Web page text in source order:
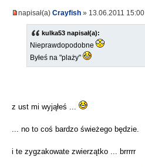
napisał(a) Crayfish » 13.06.2011 15:00
kulka53 napisał(a):
Nieprawdopodobne
Byłeś na "plaży"
z ust mi wyjąłeś ...
... no to coś bardzo świeżego będzie.
i te zygzakowate zwierzątko ... brrrrr